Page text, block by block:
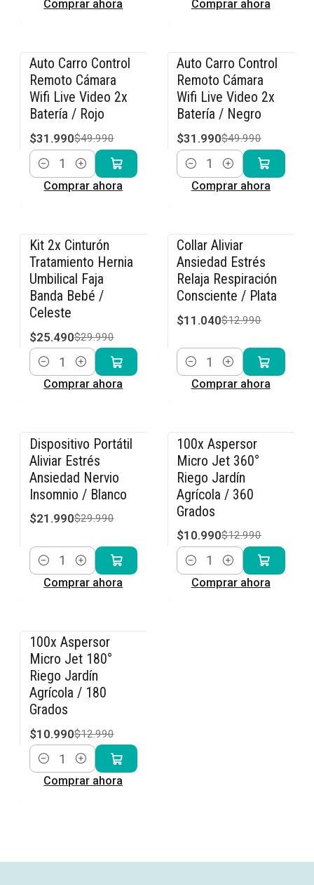
Comprar ahora Comprar ahora
-36% OFF
Auto Carro Control
Remoto Cámara
Wifi Live Video 2x
Batería / Rojo
$31.990$49.990
Cantidad
Comprar ahora
-36% OFF
Auto Carro Control
Remoto Cámara
Wifi Live Video 2x
Batería / Negro
$31.990$49.990
Cantidad
Comprar ahora
-15% OFF
Kit 2x Cinturón
Tratamiento Hernia
Umbilical Faja
Banda Bebé /
Celeste
$25.490$29.990
Cantidad
Comprar ahora
-15% OFF
Collar Aliviar
Ansiedad Estrés
Relaja Respiración
Consciente / Plata
$11.040$12.990
Cantidad
Comprar ahora
-27% OFF
Dispositivo Portátil
Aliviar Estrés
Ansiedad Nervio
Insomnio / Blanco
$21.990$29.990
Cantidad
Comprar ahora
-15% OFF
100x Aspersor
Micro Jet 360°
Riego Jardín
Agrícola / 360
Grados
$10.990$12.990
Cantidad
Comprar ahora
-15% OFF
100x Aspersor
Micro Jet 180°
Riego Jardín
Agrícola / 180
Grados
$10.990$12.990
Cantidad
Comprar ahora